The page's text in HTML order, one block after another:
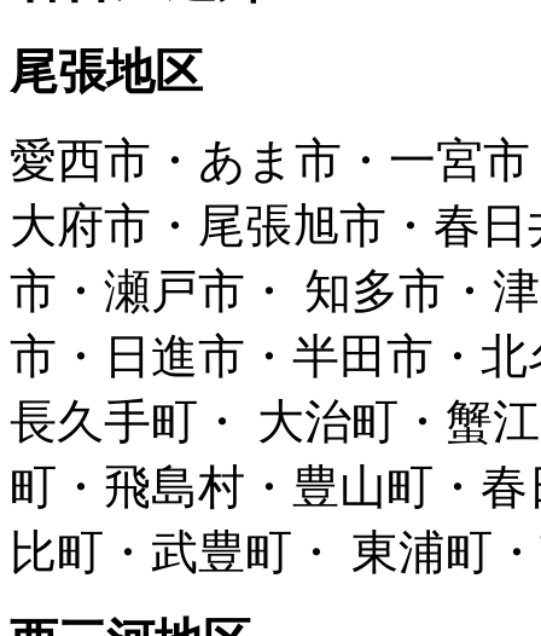
尾張地区
愛西市・あま市・一宮
大府市・尾張旭市・春
市・瀬戸市・ 知多市・
市・日進市・半田市・
長久手町・ 大治町・蟹
町・飛島村・豊山町・
比町・武豊町・ 東浦町